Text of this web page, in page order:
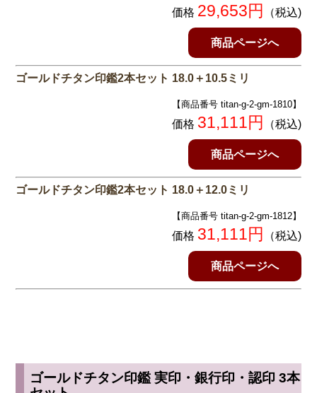
価格 29,653円 （税込)
商品ページへ
ゴールドチタン印鑑2本セット 18.0＋10.5ミリ
【商品番号 titan-g-2-gm-1810】
価格 31,111円 （税込)
商品ページへ
ゴールドチタン印鑑2本セット 18.0＋12.0ミリ
【商品番号 titan-g-2-gm-1812】
価格 31,111円 （税込)
商品ページへ
ゴールドチタン印鑑 実印・銀行印・認印 3本